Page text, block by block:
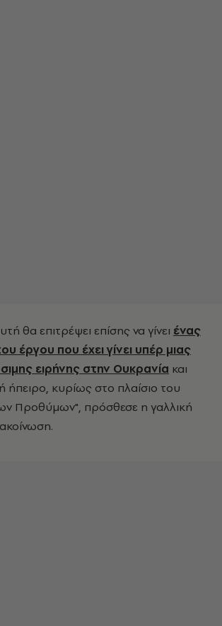
θα επιτρέψει επίσης να γίνει ένας
έργου που έχει γίνει υπέρ μιας
ειρήνης στην Ουκρανία και
ήπειρο, κυρίως στο πλαίσιο του
Προθύμων", πρόσθεσε η γαλλική